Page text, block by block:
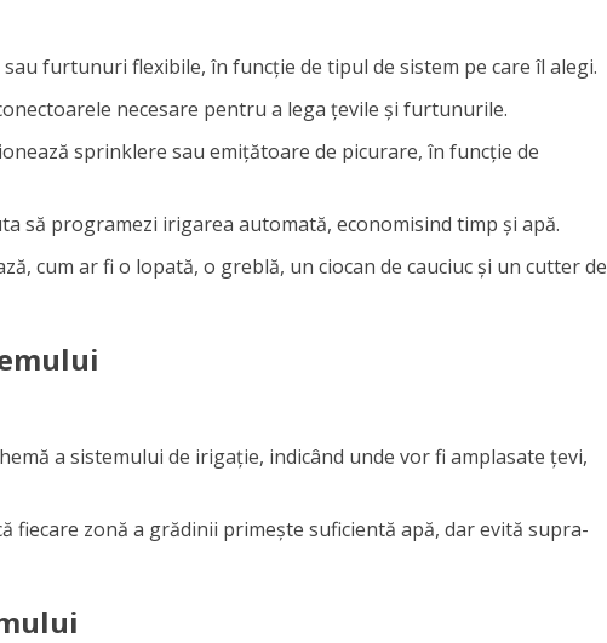
sau furtunuri flexibile, în funcție de tipul de sistem pe care îl alegi.
necesare pentru a lega țevile și furtunurile.
sprinklere sau emițătoare de picurare, în funcție de
să programezi irigarea automată, economisind timp și apă.
cum ar fi o lopată, o greblă, un ciocan de cauciuc și un cutter de
a sistemului de irigație, indicând unde vor fi amplasate țevi,
fiecare zonă a grădinii primește suficientă apă, dar evită supra-